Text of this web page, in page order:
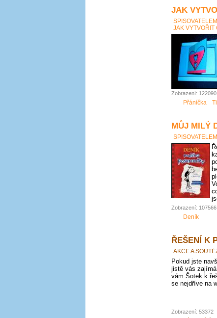
JAK
JAK VYTVOŘIT
Zobrazení: 122090
Přáníčka
MŮJ MILÝ
Zobrazení: 107566
Deník
ŘEŠENÍ K
AKCE A
Pokud jste
jistě vás
vám Šotek k
se nejdříve na
Zobrazení: 53372